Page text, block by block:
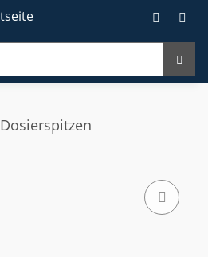
Dosierspitzen